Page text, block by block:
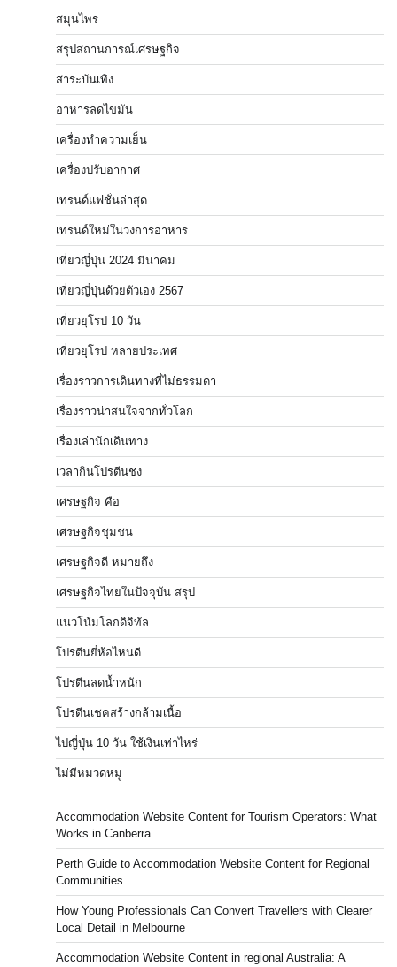
สมุนไพร
สรุปสถานการณ์เศรษฐกิจ
สาระบันเทิง
อาหารลดไขมัน
เครื่องทำความเย็น
เครื่องปรับอากาศ
เทรนด์แฟชั่นล่าสุด
เทรนด์ใหม่ในวงการอาหาร
เที่ยวญี่ปุ่น 2024 มีนาคม
เที่ยวญี่ปุ่นด้วยตัวเอง 2567
เที่ยวยุโรป 10 วัน
เที่ยวยุโรป หลายประเทศ
เรื่องราวการเดินทางที่ไม่ธรรมดา
เรื่องราวน่าสนใจจากทั่วโลก
เรื่องเล่านักเดินทาง
เวลากินโปรตีนชง
เศรษฐกิจ คือ
เศรษฐกิจชุมชน
เศรษฐกิจดี หมายถึง
เศรษฐกิจไทยในปัจจุบัน สรุป
แนวโน้มโลกดิจิทัล
โปรตีนยี่ห้อไหนดี
โปรตีนลดน้ำหนัก
โปรตีนเชคสร้างกล้ามเนื้อ
ไปญี่ปุ่น 10 วัน ใช้เงินเท่าไหร่
ไม่มีหมวดหมู่
Accommodation Website Content for Tourism Operators: What
Works in Canberra
Perth Guide to Accommodation Website Content for Regional
Communities
How Young Professionals Can Convert Travellers with Clearer
Local Detail in Melbourne
Accommodation Website Content in regional Australia: A